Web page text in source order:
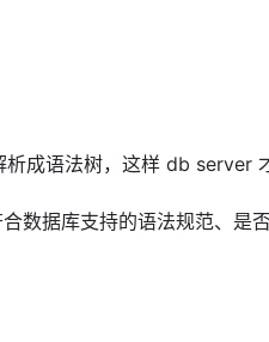
析成语法树，这样 db server
数据库支持的语法规范、是